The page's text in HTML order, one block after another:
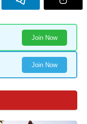
Join Now
Join Now